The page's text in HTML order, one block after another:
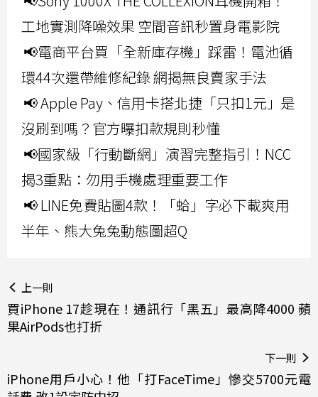
工地實測降噪效果 空間音訊秒置身電影院
📢電商平台買「全新庫存機」踩雷！電池循
環44次還帶維修紀錄 網揭無良賣家手法
📢 Apple Pay、信用卡搭北捷「只扣1元」是
沒刷到嗎？官方曝扣款規則秒懂
📢國家級「行動斷網」演習完整指引！NCC
揭3重點：勿用手機處理重要工作
📢 LINE免費貼圖4款！「蛤」字必下載爽用
半年、熊大兔兔動態圖超Q
上一則
買iPhone 17趁現在！通訊行「黑五」最高降4000 蘋
果AirPods也打折
下一則
iPhone用戶小心！他「打FaceTime」慘交5700元電